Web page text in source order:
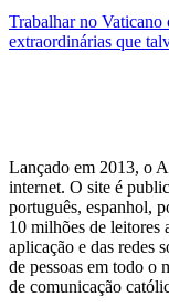
Trabalhar no Vaticano
extraordinárias que
Lançado em 2013, o
internet. O site é
português, espanhol,
10 milhões de leitores
aplicação e das redes
de pessoas em todo o
de comunicação